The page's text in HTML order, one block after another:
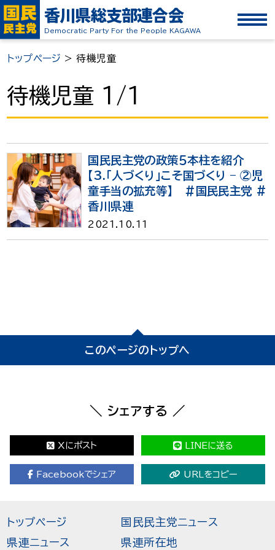
香川県総支部連合会
Democratic Party For the People KAGAWA
トップページ >待機児童
待機児童 1/1
国民民主党の政策５本柱を紹介
【3.「人づくり」こそ国づくり – ②児
童手当の拡充等】 ＃国民民主党 #
香川県連
2021.10.11
このページのトップへ
＼ シェアする ／
Xにポスト LINEに送る
Facebookでシェア URLをコピー
トップページ
県連ニュース
国民民主党ニュース
県連所在地